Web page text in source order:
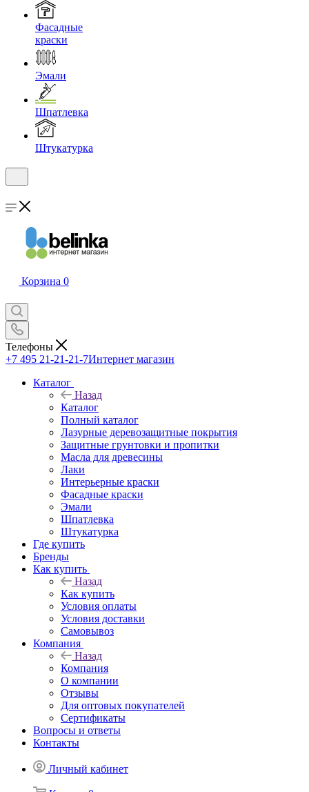
Фасадные
краски
Эмали
Шпатлевка
Штукатурка
Корзина 0
Телефоны
+7 495 21-21-21-7Интернет магазин
Каталог
Назад
Каталог
Полный каталог
Лазурные деревозащитные покрытия
Защитные грунтовки и пропитки
Масла для древесины
Лаки
Интерьерные краски
Фасадные краски
Эмали
Шпатлевка
Штукатурка
Где купить
Бренды
Как купить
Назад
Как купить
Условия оплаты
Условия доставки
Самовывоз
Компания
Назад
Компания
О компании
Отзывы
Для оптовых покупателей
Сертификаты
Вопросы и ответы
Контакты
Личный кабинет